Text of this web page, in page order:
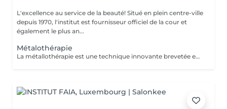
L'excellence au service de la beauté! Situé en plein centre-ville
depuis 1970, l'institut est fournisseur officiel de la cour et
également le plus an...
Métalothérapie
La métallothérapie est une technique innovante brevetée en Colombie. Les accessoires en métal ont été fabriqués avec un alliage de 7 métaux propres, non contaminés ou recyclés. Ils sont conçus à l'aide d'un moule à injection de haute technologie et polis à la main de manière artisanale. Mis au réfrigérateur, ces accessoires peuvent être utilisés pour des protocoles froids, dans le cadre d'une séance de tonification, grâce notamment aux métaux tonifiants comme le silicium. Bien entendu, les protocoles thérapeutiques sont également possibles, puisque les accessoires peuvent être chauffés pour des traitements de relaxation et de physiothérapie. But: de stimuler les différentes parties du corps, en vue d'enrayer la cellulite, de drainer, remodeler et raffermir le corps.